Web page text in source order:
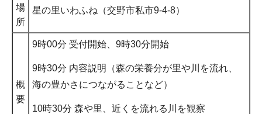
場
所
星の里いわふね（交野市私市9-4-8）
概
要
9時00分 受付開始、9時30分開始
9時30分 内容説明（森の栄養分が里や川を流れ、
海の豊かさにつながることなど）
10時30分 森や里、近くを流れる川を観察